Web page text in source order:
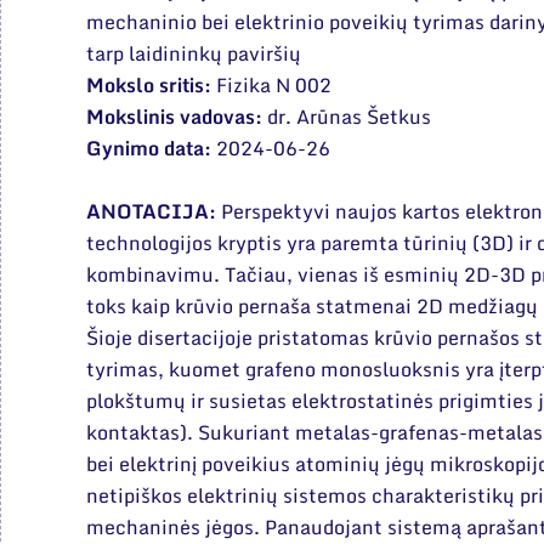
mechaninio bei elektrinio poveikių tyrimas
tarp laidininkų paviršių
Mokslo sritis: Fizika N 002
Mokslinis vadovas: dr. Arūnas Šetkus
Gynimo data: 2024-06-26
ANOTACIJA: Perspektyvi naujos kartos
technologijos kryptis yra paremta tūrinių (3D) ir
kombinavimu. Tačiau, vienas iš esminių 2D-3D
toks kaip krūvio pernaša statmenai 2D
Šioje disertacijoje pristatomas krūvio pernašos
tyrimas, kuomet grafeno monosluoksnis yra
plokštumų ir susietas elektrostatinės prigimties
kontaktas). Sukuriant metalas-grafenas-
bei elektrinį poveikius atominių jėgų
netipiškos elektrinių sistemos charakteristikų
mechaninės jėgos. Panaudojant sistemą